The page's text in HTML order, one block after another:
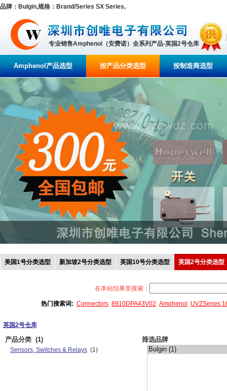
品牌：Bulgin,规格：Brand/Series SX Series,
专业销售Amphenol（安费诺）全系列产品-英国2号仓库
Amphenol产品选型 按产品分类选型 按制造商选型
美国1号分类选型 新加坡2号分类选型 英国10号分类选型 英国2号分类选型
在本站结果里搜索：
热门搜索词: Connectors 8910DPA43V02 Amphenol UVZSeries
英国2号仓库
产品分类 (1)
Sensors, Switches & Relays (1)
筛选品牌